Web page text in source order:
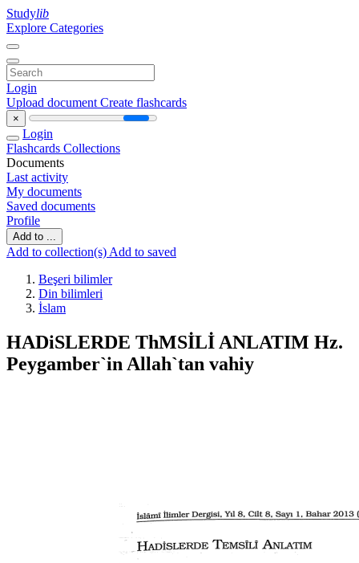
Studylib
Explore Categories
Login
Upload document Create flashcards
×
Login
Flashcards Collections
Documents
Last activity
My documents
Saved documents
Profile
Add to ...
Add to collection(s) Add to saved
Beşeri bilimler
Din bilimleri
İslam
HADiSLERDE ThMSİLİ ANLATIM Hz.
Peygamber`in Allah`tan vahiy